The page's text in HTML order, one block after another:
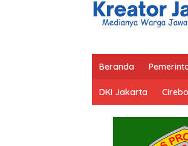
Beranda
DKI Jakarta